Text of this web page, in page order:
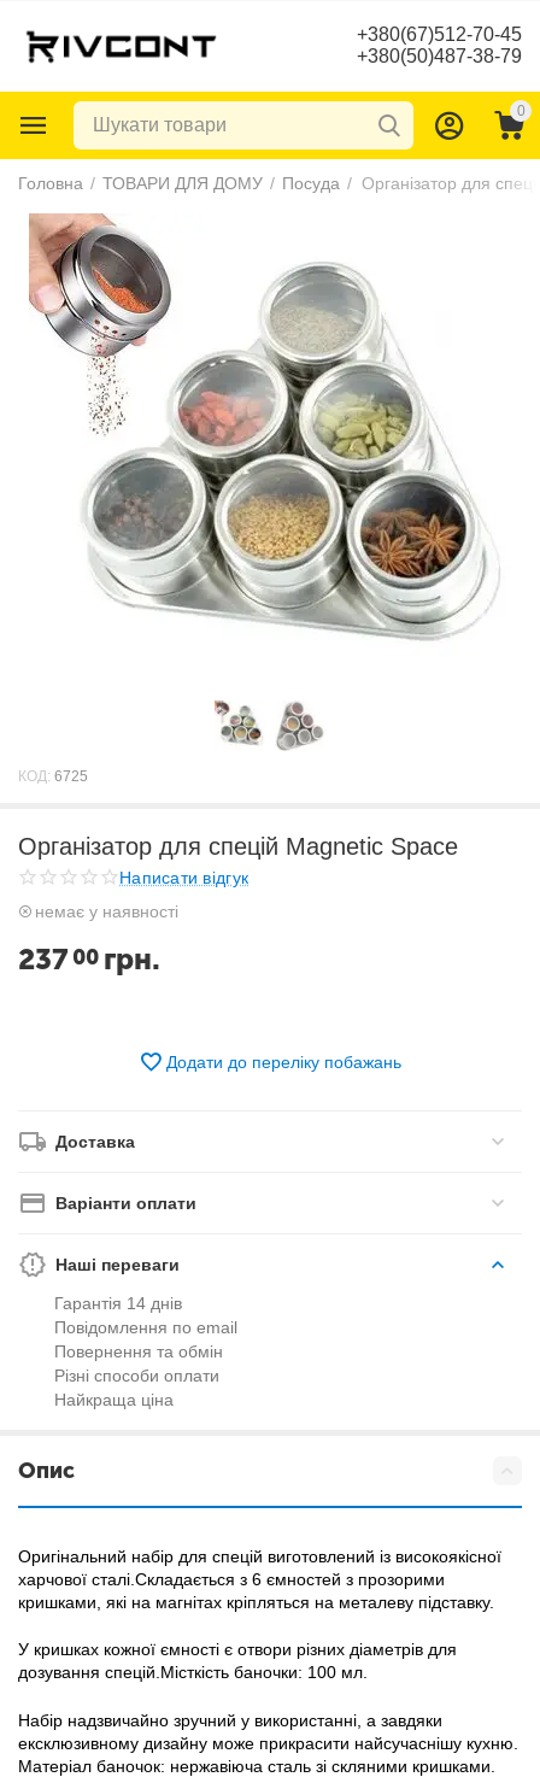
+380(67)512-70-45
+380(50)487-38-79
0
Головна / ТОВАРИ ДЛЯ ДОМУ / Посуда / Організатор для
КОД: 6725
Організатор для спецій Magnetic Space
Написати відгук
немає у наявності
237 00 грн.
Додати до переліку побажань
Доставка
Варіанти оплати
Наші переваги
Гарантія 14 днів
Повідомлення по email
Повернення та обмін
Різні способи оплати
Найкраща ціна
Опис
Оригінальний набір для спецій виготовлений із високоякісної
харчової сталі.Складається з 6 ємностей з прозорими
кришками, які на магнітах кріпляться на металеву підставку.
У кришках кожної ємності є отвори різних діаметрів для
дозування спецій.Місткість баночки: 100 мл.
Набір надзвичайно зручний у використанні, а завдяки
ексклюзивному дизайну може прикрасити найсучаснішу кухню.
Матеріал баночок: нержавіюча сталь зі скляними кришками.